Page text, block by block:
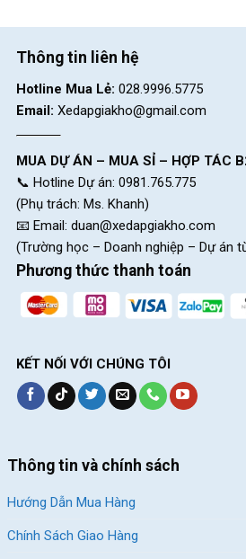
Thông tin liên hệ
Hotline Mua Lẻ: 028.9996.5775
Email: Xedapgiakho@gmail.com
MUA DỰ ÁN – MUA SỈ – HỢP TÁC
📞 Hotline Dự án: 0981.765.775
(Phụ trách: Ms. Khanh)
📧 Email: duan@xedapgiakho.com
(Trường học – Doanh nghiệp – Dự án
Phương thức thanh toán
KẾT NỐI VỚI CHÚNG TÔI
Thông tin và chính sách
Hướng Dẫn Mua Hàng
Chính Sách Giao Hàng